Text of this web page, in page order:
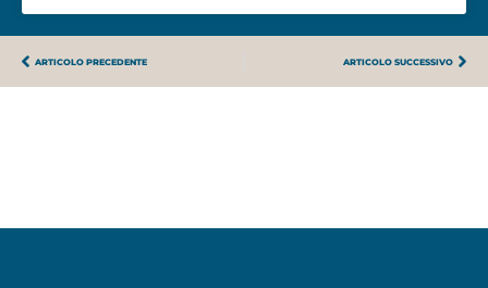
ARTICOLO PRECEDENTE ARTICOLO SUCCESSIVO